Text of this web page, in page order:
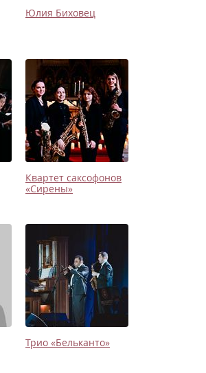
Юлия Биховец
Квартет саксофонов
«Сирены»
Трио «Бельканто»